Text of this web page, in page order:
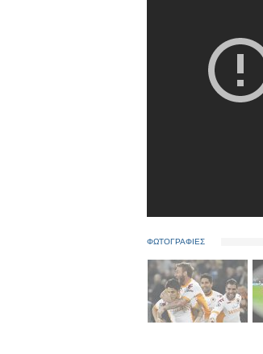
ΦΩΤΟΓΡΑΦΙΕΣ